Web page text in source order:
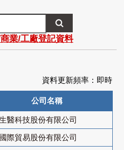
業/工廠登記資料
資料更新頻率：即時
公司名稱
醫科技股份有限公司
際貿易股份有限公司